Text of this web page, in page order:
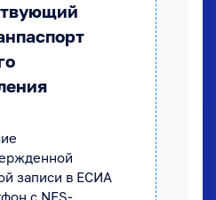
записи в ЕСИА